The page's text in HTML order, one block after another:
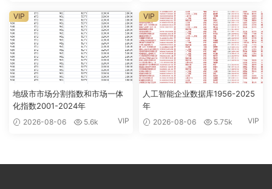
地级市市场分割指数和市场一体
化指数2001-2024年
2026-08-06 5.6k VIP
VIP
人工智能企业数据库1956-2025
年
2026-08-06 5.75k VIP
VIP